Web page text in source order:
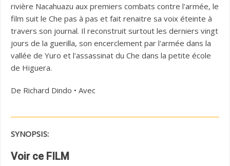
rivière Nacahuazu aux premiers combats contre l'armée, le
film suit le Che pas à pas et fait renaitre sa voix éteinte à
travers son journal. Il reconstruit surtout les derniers vingt
jours de la guerilla, son encerclement par l'armée dans la
vallée de Yuro et l'assassinat du Che dans la petite école
de Higuera.
De Richard Dindo • Avec
SYNOPSIS:
Voir ce FILM